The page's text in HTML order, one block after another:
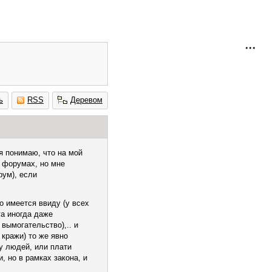
RSS Деревом
понимаю, что на мой
форумах, но мне
если
имеется ввиду (у всех
иногда даже
и
кражи) то же явно
людей, или плати
но в рамках закона, и